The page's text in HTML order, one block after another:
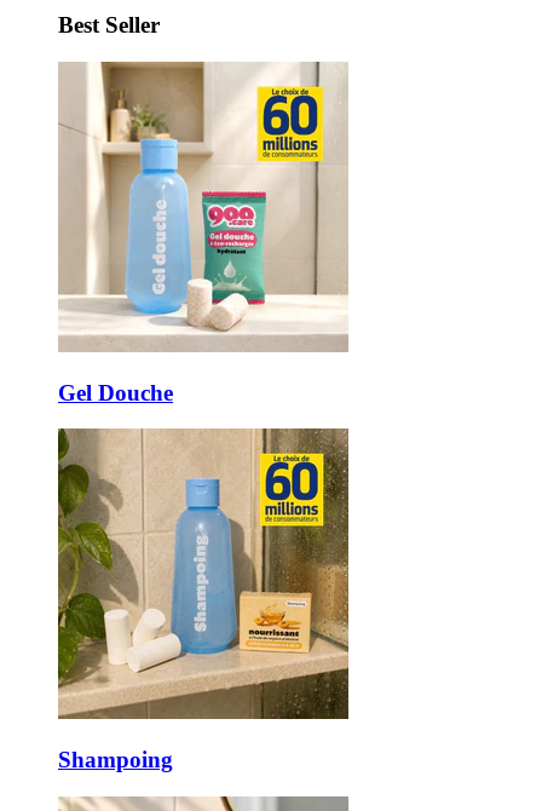
Best Seller
Gel Douche
Shampoing